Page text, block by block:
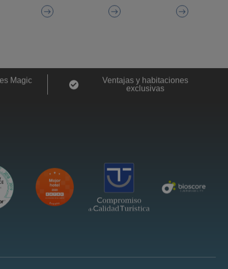
Magic
Ventajas y habitaciones
exclusivas